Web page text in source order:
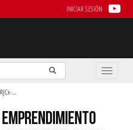
INICIAR SESIÓN
Enviar
Buscar
Toggle
...